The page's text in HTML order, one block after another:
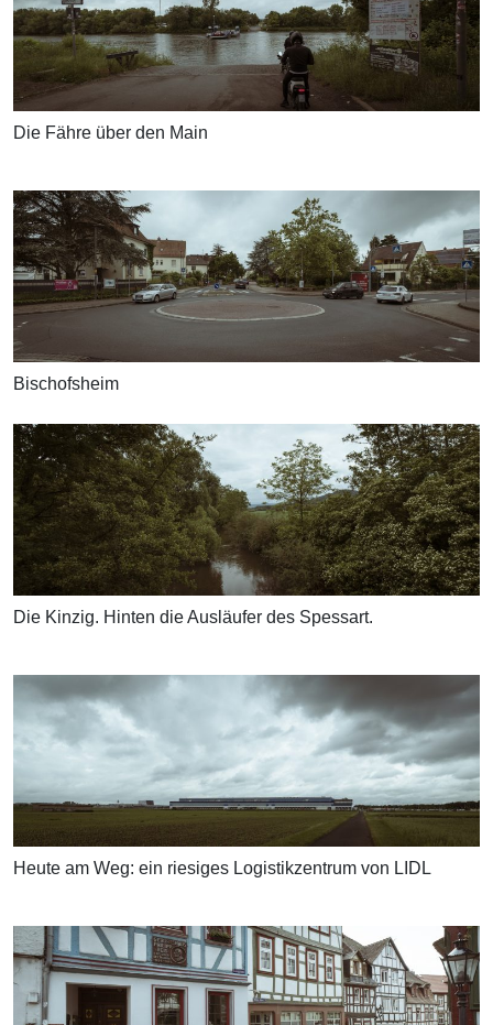
Die Fähre über den Main
Bischofsheim
Die Kinzig. Hinten die Ausläufer des Spessart.
Heute am Weg: ein riesiges Logistikzentrum von LIDL